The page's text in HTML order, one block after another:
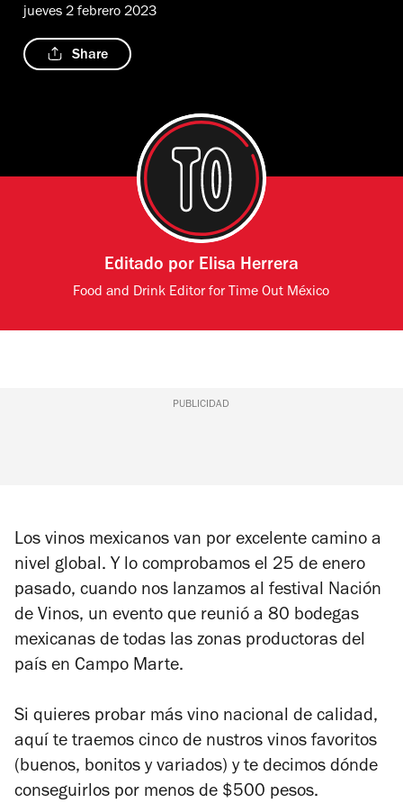
jueves 2 febrero 2023
Share
Editado por Elisa Herrera
Food and Drink Editor for Time Out México
PUBLICIDAD
Los vinos mexicanos van por excelente camino a
nivel global. Y lo comprobamos el 25 de enero
pasado, cuando nos lanzamos al festival Nación
de Vinos, un evento que reunió a 80 bodegas
mexicanas de todas las zonas productoras del
país en Campo Marte.
Si quieres probar más vino nacional de calidad,
aquí te traemos cinco de nustros vinos favoritos
(buenos, bonitos y variados) y te decimos dónde
conseguirlos por menos de $500 pesos.